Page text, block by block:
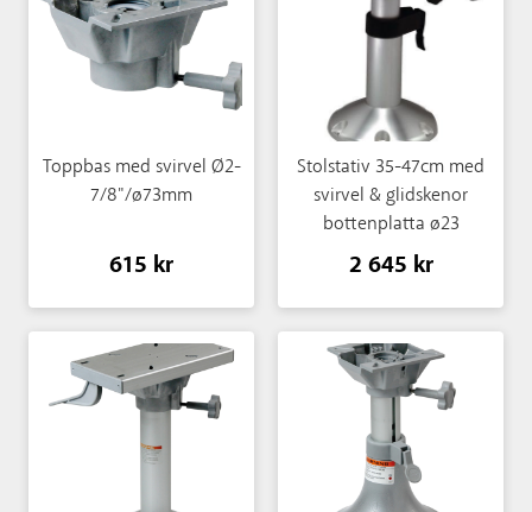
Toppbas med svirvel Ø2-
7/8"/ø73mm
615 kr
Stolstativ 35-47cm med
svirvel & glidskenor
bottenplatta ø23
2 645 kr